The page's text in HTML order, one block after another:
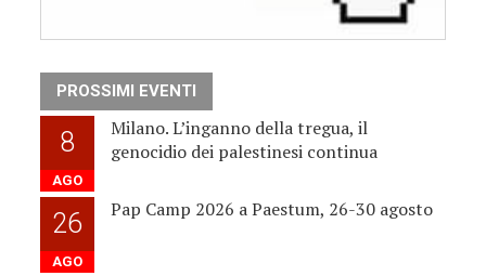
PROSSIMI EVENTI
8
AGO
Milano. L’inganno della tregua, il
genocidio dei palestinesi continua
26
AGO
Pap Camp 2026 a Paestum, 26-30 agosto